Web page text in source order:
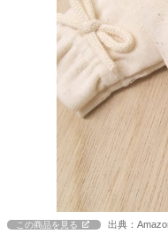
この商品を見る 出典：